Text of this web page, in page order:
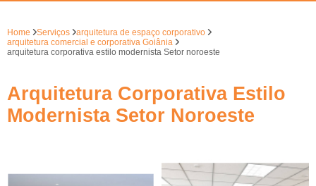
Home Serviços
arquitetura de espaço corporativo
arquitetura comercial e corporativa Goiânia
arquitetura corporativa estilo modernista Setor noroeste
Arquitetura Corporativa Estilo
Modernista Setor Noroeste